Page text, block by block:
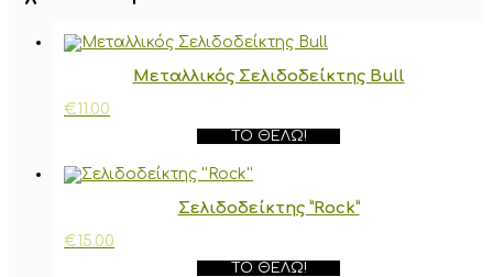
Μεταλλικός Σελιδοδείκτης Bull
€11.00
ΤΟ ΘΈΛΩ!
Σελιδοδείκτης ”Rock”
€15.00
ΤΟ ΘΈΛΩ!